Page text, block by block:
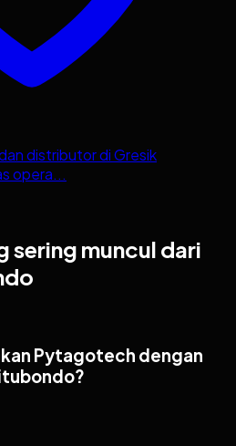
distributor di Gresik
opera...
sering muncul dari
Pytagotech dengan